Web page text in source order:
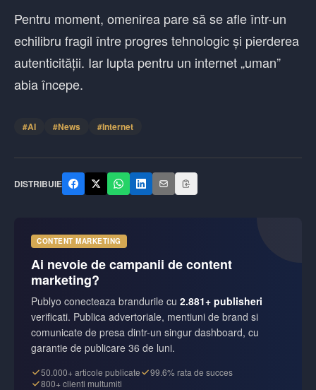
Pentru moment, omenirea pare să se afle într-un
echilibru fragil între progres tehnologic și pierderea
autenticității. Iar lupta pentru un internet „uman”
abia începe.
#AI #News #Internet
DISTRIBUIE
CONTENT MARKETING
Ai nevoie de campanii de content
marketing?
Publyo conecteaza brandurile cu 2.881+ publisheri
verificati. Publica advertoriale, mentiuni de brand si
comunicate de presa dintr-un singur dashboard, cu
garantie de publicare 36 de luni.
50.000+ articole publicate
99.6% rata de succes
800+ clienti multumiti